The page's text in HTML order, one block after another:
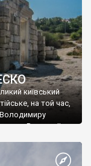
київський
на той час,
Василю ІІ, та
християнином.
Таврійського